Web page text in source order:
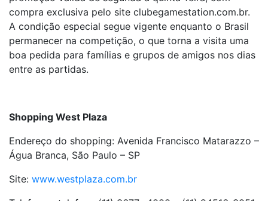
compra exclusiva pelo site clubegamestation.com.br.
A condição especial segue vigente enquanto o Brasil
permanecer na competição, o que torna a visita uma
boa pedida para famílias e grupos de amigos nos dias
entre as partidas.
Shopping West Plaza
Endereço do shopping: Avenida Francisco Matarazzo –
Água Branca, São Paulo – SP
Site: www.westplaza.com.br